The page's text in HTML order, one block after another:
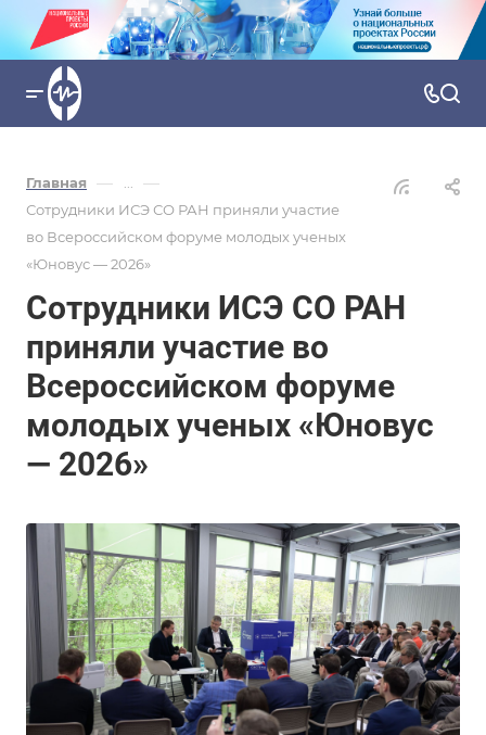
Главная — ... —
Сотрудники ИСЭ СО РАН приняли участие
во Всероссийском форуме молодых ученых
«Юновус — 2026»
Сотрудники ИСЭ СО РАН
приняли участие во
Всероссийском форуме
молодых ученых «Юновус
— 2026»